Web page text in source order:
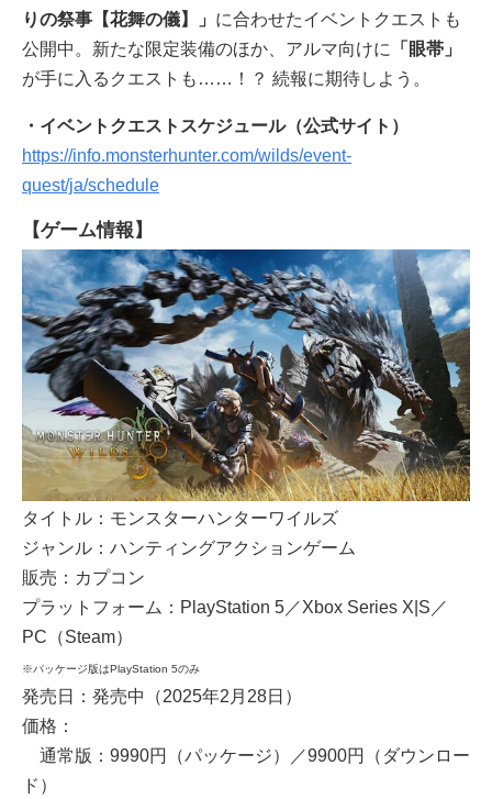
りの祭事【花舞の儀】」 に合わせたイベントクエストも
公開中。新たな限定装備のほか、アルマ向けに
「眼帯」
が手に入るクエストも……！？ 続報に期待しよう。
・イベントクエストスケジュール（公式サイト）
https://info.monsterhunter.com/wilds/event-
quest/ja/schedule
【ゲーム情報】
タイトル：モンスターハンターワイルズ
ジャンル：ハンティングアクションゲーム
販売：カプコン
プラットフォーム：PlayStation 5／Xbox Series X|S／
PC（Steam）
※パッケージ版はPlayStation 5のみ
発売日：発売中（2025年2月28日）
価格：
通常版：9990円（パッケージ）／9900円（ダウンロー
ド）